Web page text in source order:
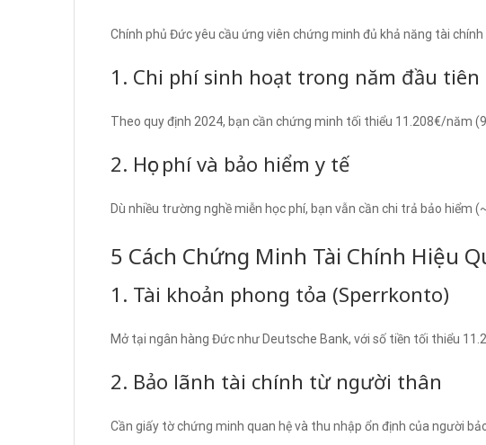
Chính phủ Đức yêu cầu ứng viên chứng minh đủ khả năng tài chính
1. Chi phí sinh hoạt trong năm đầu tiên
Theo quy định 2024, bạn cần chứng minh tối thiểu 11.208€/năm
2. Học phí và bảo hiểm y tế
Dù nhiều trường nghề miễn học phí, bạn vẫn cần chi trả bảo hiểm
5 Cách Chứng Minh Tài Chính Hiệu
1. Tài khoản phong tỏa (Sperrkonto)
Mở tại ngân hàng Đức như Deutsche Bank, với số tiền tối thiểu
2. Bảo lãnh tài chính từ người thân
Cần giấy tờ chứng minh quan hệ và thu nhập ổn định của người